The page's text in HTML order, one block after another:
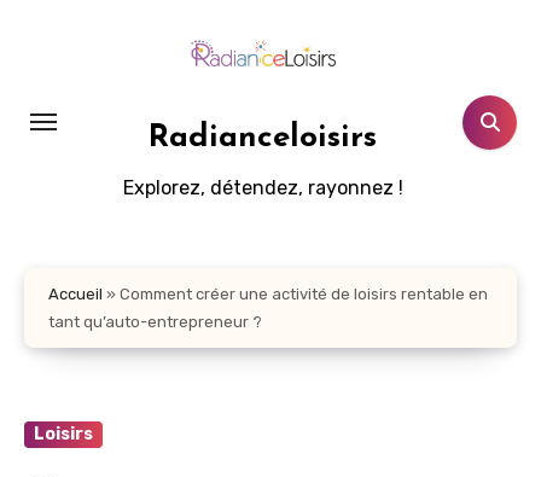
principal
Radianceloisirs
Explorez, détendez, rayonnez !
Accueil » Comment créer une activité de loisirs rentable en
tant qu’auto-entrepreneur ?
Loisirs